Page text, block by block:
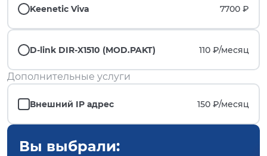
Keenetic Viva 7700 ₽
D-link DIR-X1510 (MOD.PAKT) 110 ₽/месяц
Дополнительные услуги
Внешний IP адрес 150 ₽/месяц
Вы выбрали: